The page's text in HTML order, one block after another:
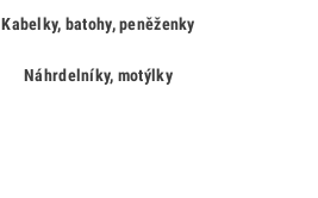
Kabelky, batohy, peněženky
Náhrdelníky, motýlky